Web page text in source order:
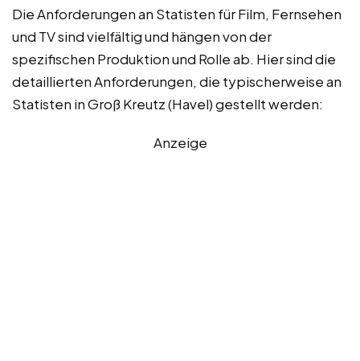
Die Anforderungen an Statisten für Film, Fernsehen
und TV sind vielfältig und hängen von der
spezifischen Produktion und Rolle ab. Hier sind die
detaillierten Anforderungen, die typischerweise an
Statisten in Groß Kreutz (Havel) gestellt werden:
Anzeige